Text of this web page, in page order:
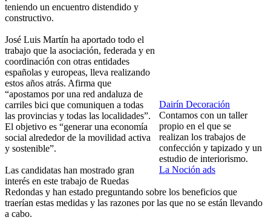
Dairín Decoración
Contamos con un taller
propio en el que se
realizan los trabajos de
confección y tapizado y un
estudio de interiorismo.
La Noción ads
teniendo un encuentro distendido y
constructivo.
José Luis Martín ha aportado todo el
trabajo que la asociación, federada y en
coordinación con otras entidades
españolas y europeas, lleva realizando
estos años atrás. Afirma que
“apostamos por una red andaluza de
carriles bici que comuniquen a todas
las provincias y todas las localidades”.
El objetivo es “generar una economía
social alrededor de la movilidad activa
y sostenible”.
Las candidatas han mostrado gran
interés en este trabajo de Ruedas
Redondas y han estado preguntando sobre los beneficios que
traerían estas medidas y las razones por las que no se están llevando
a cabo.